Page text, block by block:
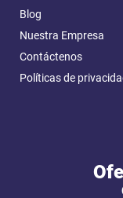
Blog
Nuestra Empresa
Contáctenos
Políticas de